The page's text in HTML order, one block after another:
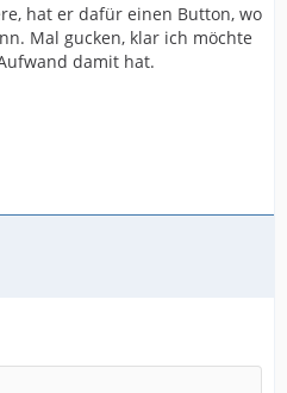
hat er dafür einen Button, wo
Mal gucken, klar ich möchte
damit hat.